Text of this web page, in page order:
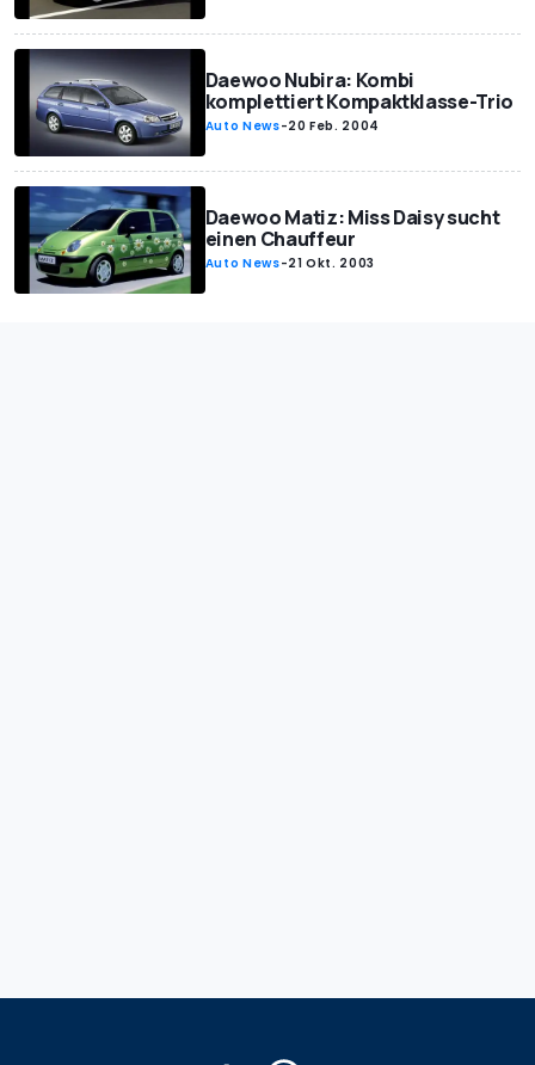
Daewoo Nubira: Kombi
komplettiert Kompaktklasse-Trio
Auto News-20 Feb. 2004
Daewoo Matiz: Miss Daisy sucht
einen Chauffeur
Auto News-21 Okt. 2003